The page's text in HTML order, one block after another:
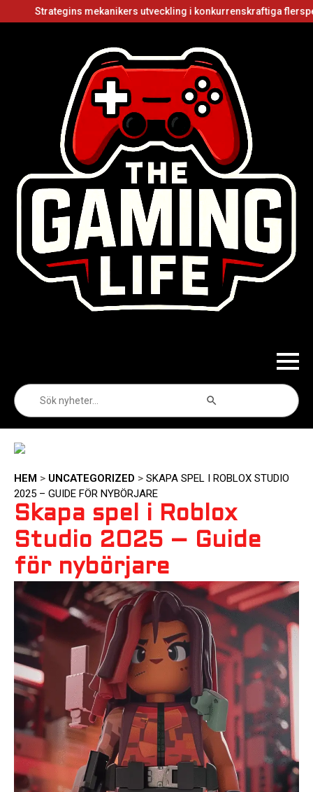
mekanikers utveckling i konkurrenskraftiga flerspelarvideospel
efter:
HEM > UNCATEGORIZED > SKAPA SPEL I ROBLOX STUDIO
2025 – GUIDE FÖR NYBÖRJARE
Skapa spel i Roblox
Studio 2025 – Guide
för nybörjare